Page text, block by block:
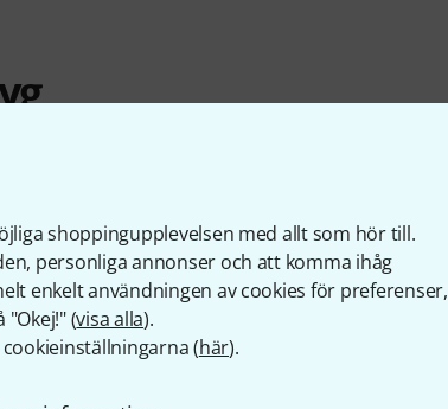
shoppingupplevelsen med allt som hör till.
personliga annonser och att komma ihåg
enkelt användningen av cookies för preferenser,
(visa alla).
(här).